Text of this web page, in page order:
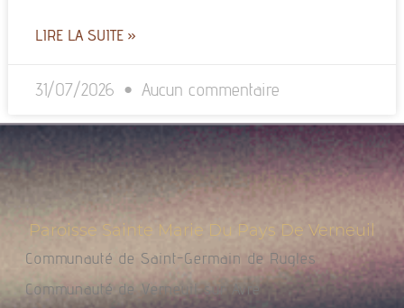
LIRE LA SUITE »
31/07/2026 Aucun commentaire
Paroisse Sainte Marie Du Pays De Verneuil
Communauté de Saint-Germain de Rugles
Communauté de Verneuil sur Avre